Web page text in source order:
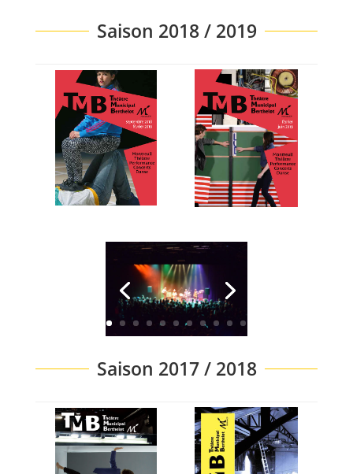
Saison 2018 / 2019
Saison 2017 / 2018